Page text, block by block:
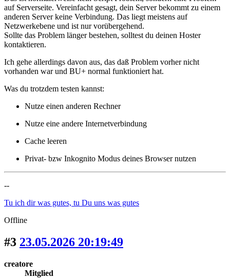
auf Serverseite. Vereinfacht gesagt, dein Server bekommt zu einem
anderen Server keine Verbindung. Das liegt meistens auf
Netzwerkebene und ist nur vorübergehend.
Sollte das Problem länger bestehen, solltest du deinen Hoster
kontaktieren.
Ich gehe allerdings davon aus, das daß Problem vorher nicht
vorhanden war und BU+ normal funktioniert hat.
Was du trotzdem testen kannst:
Nutze einen anderen Rechner
Nutze eine andere Internetverbindung
Cache leeren
Privat- bzw Inkognito Modus deines Browser nutzen
--
Tu ich dir was gutes, tu Du uns was gutes
Offline
#3 23.05.2026 20:19:49
creatore
Mitglied